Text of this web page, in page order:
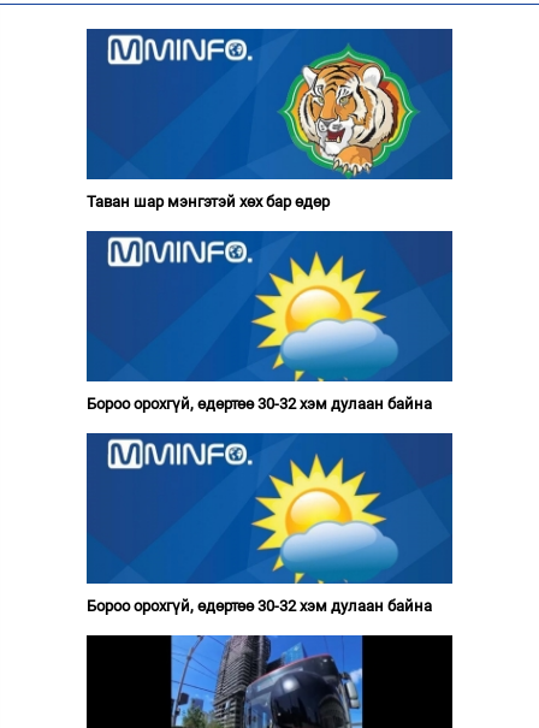
Таван шар мэнгэтэй хөх бар өдөр
Бороо орохгүй, өдөртөө 30-32 хэм дулаан байна
Бороо орохгүй, өдөртөө 30-32 хэм дулаан байна